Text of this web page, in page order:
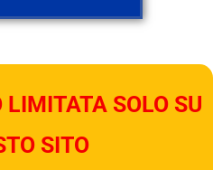
SOLO SU
SITO